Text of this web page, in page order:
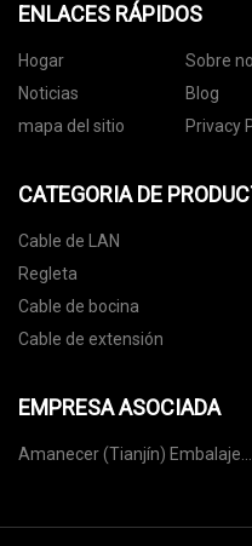
ENLACES RÁPIDOS
Hogar Sobre
Noticias
Blog
mapa del sitio
Privacy
CATEGORIA DE
Cable de LAN
Regleta
Cable de bocina
Cable de extensión
EMPRESA ASOCIADA
Amanecer (Tianjín) Embalaje